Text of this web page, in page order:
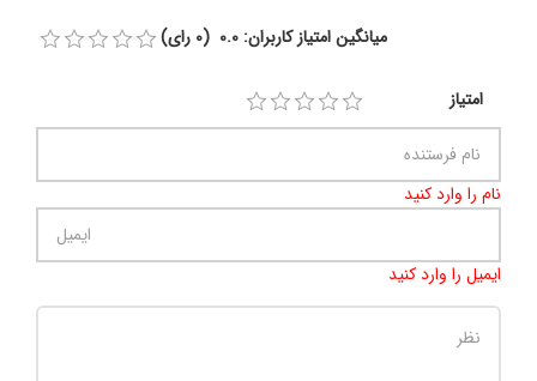
میانگین امتیاز کاربران: 0.0 (0 رای)
امتیاز
نام را وارد کنید
ایمیل را وارد کنید